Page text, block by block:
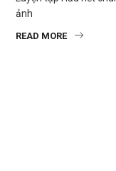
ảnh
READ MORE